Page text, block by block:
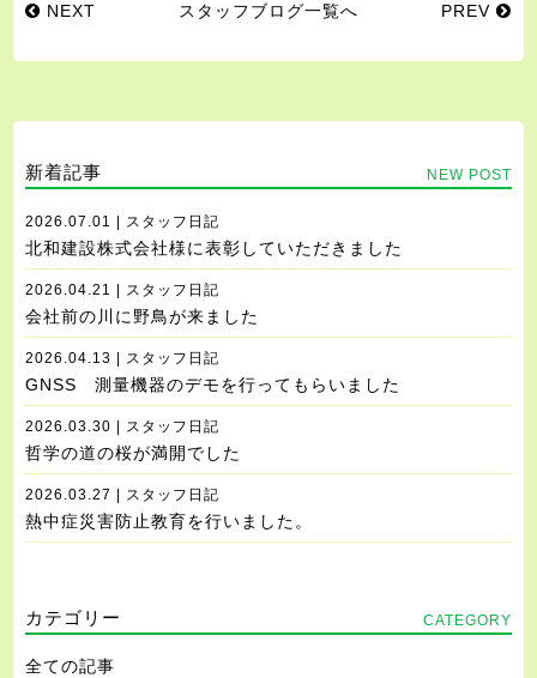
NEXT スタッフブログ一覧へ PREV
新着記事 NEW POST
2026.07.01 | スタッフ日記
北和建設株式会社様に表彰していただきました
2026.04.21 | スタッフ日記
会社前の川に野鳥が来ました
2026.04.13 | スタッフ日記
GNSS 測量機器のデモを行ってもらいました
2026.03.30 | スタッフ日記
哲学の道の桜が満開でした
2026.03.27 | スタッフ日記
熱中症災害防止教育を行いました。
カテゴリー CATEGORY
全ての記事